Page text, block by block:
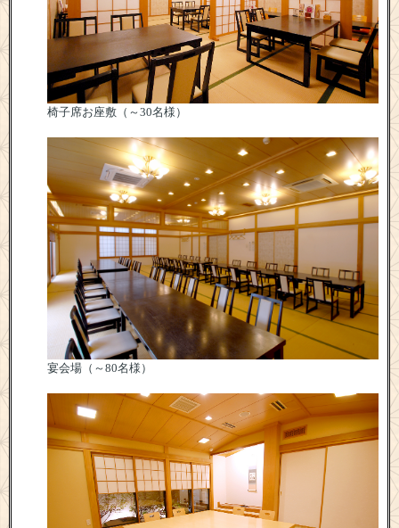
椅子席お座敷（～30名様）
宴会場（～80名様）